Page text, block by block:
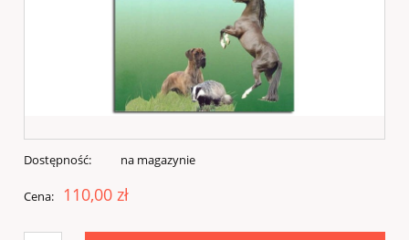
Dostępność: na magazynie
Cena: 110,00 zł